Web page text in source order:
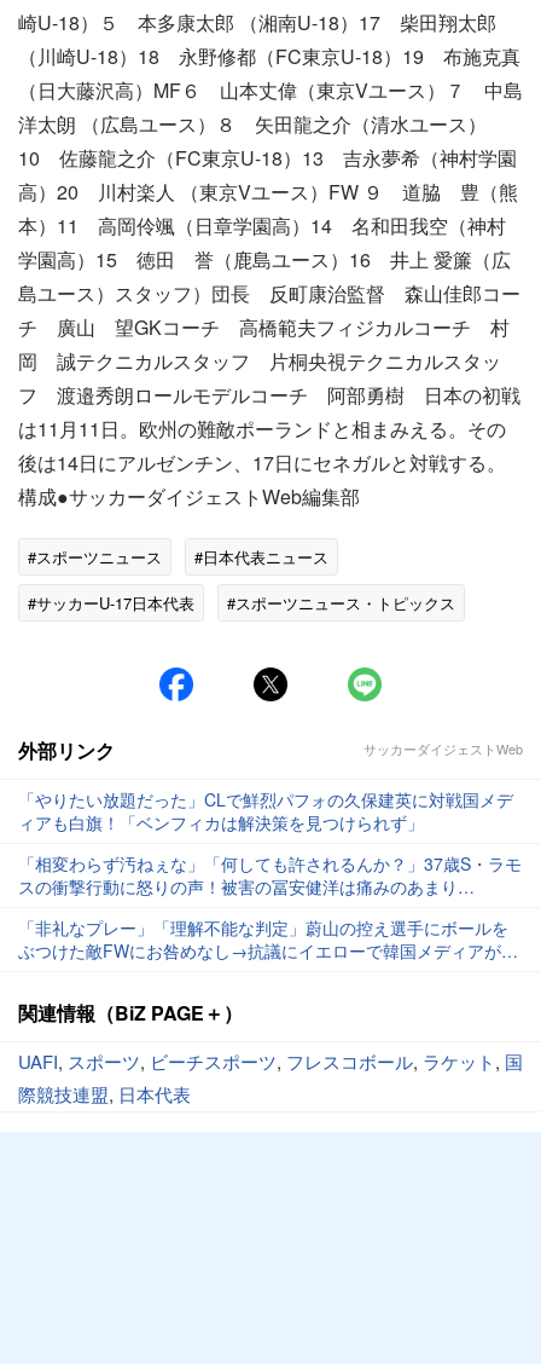
崎U-18）５ 本多康太郎 （湘南U-18）17 柴田翔太郎
（川崎U-18）18 永野修都（FC東京U-18）19 布施克真
（日大藤沢高）MF６ 山本丈偉（東京Vユース）７ 中島
洋太朗 （広島ユース）８ 矢田龍之介（清水ユース）
10 佐藤龍之介（FC東京U-18）13 吉永夢希（神村学園
高）20 川村楽人 （東京Vユース）FW ９ 道脇 豊（熊
本）11 高岡伶颯（日章学園高）14 名和田我空（神村
学園高）15 徳田 誉（鹿島ユース）16 井上 愛簾（広
島ユース）スタッフ）団長 反町康治監督 森山佳郎コー
チ 廣山 望GKコーチ 高橋範夫フィジカルコーチ 村
岡 誠テクニカルスタッフ 片桐央視テクニカルスタッ
フ 渡邉秀朗ロールモデルコーチ 阿部勇樹 日本の初戦
は11月11日。欧州の難敵ポーランドと相まみえる。その
後は14日にアルゼンチン、17日にセネガルと対戦する。
構成●サッカーダイジェストWeb編集部
#スポーツニュース
#日本代表ニュース
#サッカーU-17日本代表
#スポーツニュース・トピックス
外部リンク サッカーダイジェストWeb
「やりたい放題だった」CLで鮮烈パフォの久保建英に対戦国メデ
ィアも白旗！「ベンフィカは解決策を見つけられず」
「相変わらず汚ねぇな」「何しても許されるんか？」37歳S・ラモ
スの衝撃行動に怒りの声！被害の冨安健洋は痛みのあまり…
「非礼なプレー」「理解不能な判定」蔚山の控え選手にボールを
ぶつけた敵FWにお咎めなし→抗議にイエローで韓国メディアが憤
関連情報（BiZ PAGE＋）
UAFI, スポーツ, ビーチスポーツ, フレスコボール, ラケット, 国
際競技連盟, 日本代表